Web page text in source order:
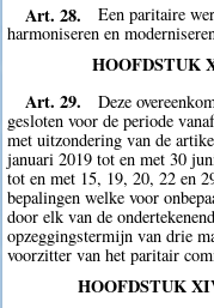
Art. 28.
Een paritaire
harmoniseren en
HOOFDSTUK
Art. 29.
Deze
gesloten voor de periode
met uitzondering van de
januari 2019 tot en met 30
tot en met 15, 19, 20, 22 en
bepalingen welke voor
door elk van de
opzeggingstermijn van drie
voorzitter van het paritair
HOOFDSTUK